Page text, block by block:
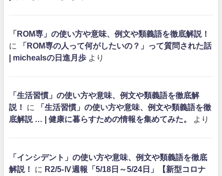
「ROM専」の使い方や意味、例文や類義語を徹底解説！
に
「ROM専の人って何がしたいの？」って質問された話
| michealsの日進月歩 より
「生活習慣」の使い方や意味、例文や類義語を徹底解
説！
に
「生活習慣」の使い方や意味、例文や類義語を徹
底解説 … | 健康に暮らすための情報を集めてみた。
より
「インシデント」の使い方や意味、例文や類義語を徹底
解説！
に R2/5-Ⅳ週報「5/18日～5/24日」【新型コロナ